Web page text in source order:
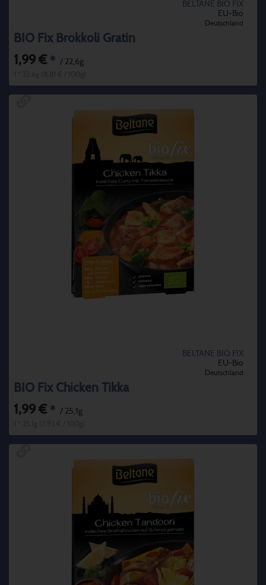
BELTANE BIO FIX
EU-Bio
Deutschland
BIO Fix Brokkoli Gratin
1,99 € * / 22,6g
BELTANE BIO FIX
EU-Bio
Deutschland
BIO Fix Chicken Tikka
1,99 € * / 25,1g